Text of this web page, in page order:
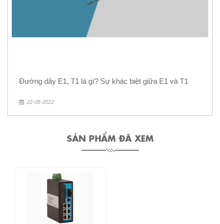
Đường dây E1, T1 là gì? Sự khác biệt giữa E1 và T1
22-08-2022
SẢN PHẨM ĐÃ XEM